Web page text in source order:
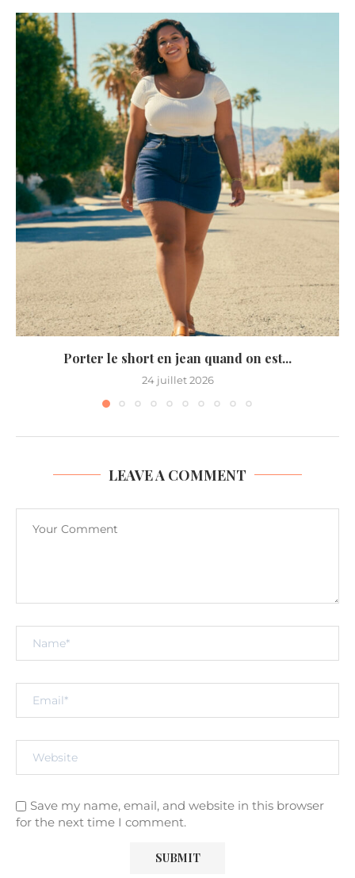
Porter le short en jean quand on est...
24 juillet 2026
LEAVE A COMMENT
Save my name, email, and website in this browser
for the next time I comment.